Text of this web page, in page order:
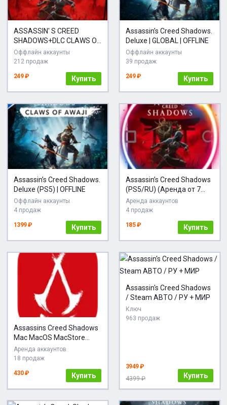
ASSASSIN' S CREED
SHADOWS+DLC CLAWS OF
AWAJI UBISOFT
Оффлайн аккаунты
212 продаж
249 ₽ Купить
Assassin’s Creed Shadows.
Deluxe | GLOBAL | OFFLINE
Оффлайн аккаунты
39 продаж
249 ₽ Купить
Assassin’s Creed Shadows.
Deluxe (PS5) | OFFLINE
Оффлайн аккаунты
4 продаж
1399 ₽ Купить
Assassin’s Creed Shadows
(PS5/RU) (Аренда от 7
дней)
Аренда аккаунтов
4 продаж
185 ₽ Купить
Assassins Creed Shadows
Mac MacOS MacStore
AppStore
Аренда аккаунтов
18 продаж
430 ₽ Купить
Assassin's Creed Shadows
/ Steam АВТО / РУ + МИР
Ключ
963 продаж
3949 ₽
4399 ₽
Купить